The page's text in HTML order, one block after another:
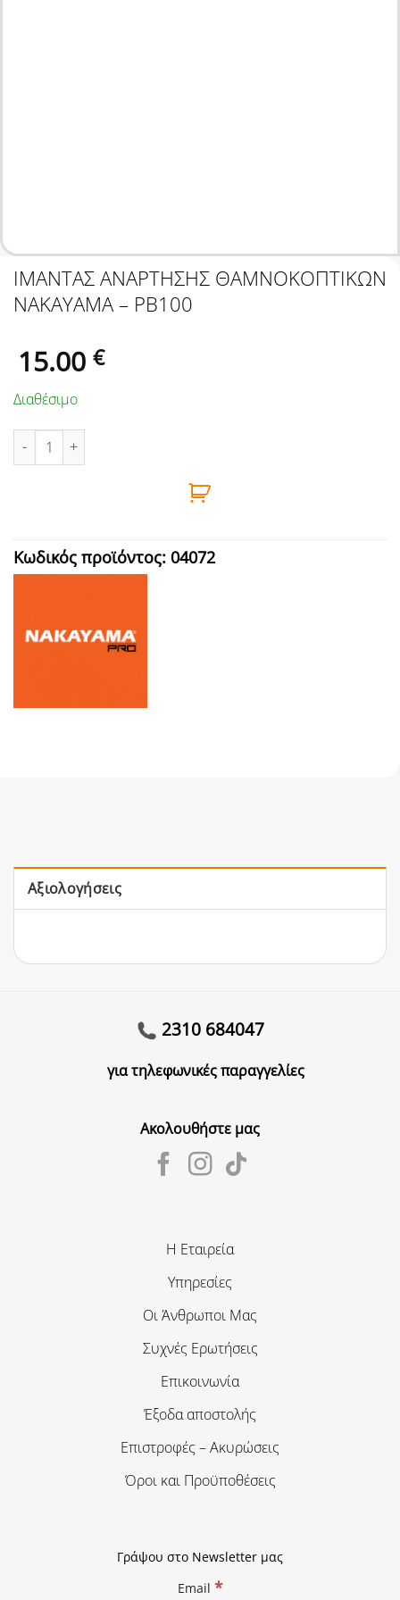
ΙΜΑΝΤΑΣ ΑΝΑΡΤΗΣΗΣ ΘΑΜΝΟΚΟΠΤΙΚΩΝ
NAKAYAMA – PB100
15.00 €
Διαθέσιμο
ΙΜΑΝΤΑΣ ΑΝΑΡΤΗΣΗΣ ΘΑΜΝΟΚΟΠΤΙΚΩΝ NAKAYAMA - PB100
Κωδικός προϊόντος: 04072
Αξιολογήσεις
2310 684047
για τηλεφωνικές παραγγελίες
Ακολουθήστε μας
Η Εταιρεία
Υπηρεσίες
Οι Άνθρωποι Μας
Συχνές Ερωτήσεις
Επικοινωνία
Έξοδα αποστολής
Επιστροφές – Ακυρώσεις
Όροι και Προϋποθέσεις
Γράψου στο Newsletter μας
Email *